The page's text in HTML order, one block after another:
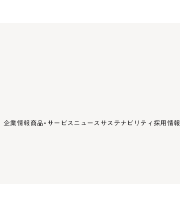
企業情報商品・サービスニュース サステナビリティ採用情報